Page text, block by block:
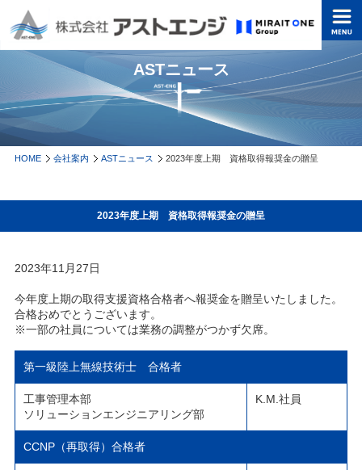
ASTニュース
HOME 会社案内 ASTニュース 2023年度上期 資格取得報奨金の贈呈
2023年度上期 資格取得報奨金の贈呈
2023年11月27日
今年度上期の取得支援資格合格者へ報奨金を贈呈いたしました。
合格おめでとうございます。
※一部の社員については業務の調整がつかず欠席。
第一級陸上無線技術士 合格者
工事管理本部
ソリューションエンジニアリング部
K.M.社員
CCNP（再取得）合格者